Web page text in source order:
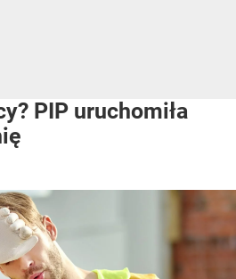
PIP uruchomiła